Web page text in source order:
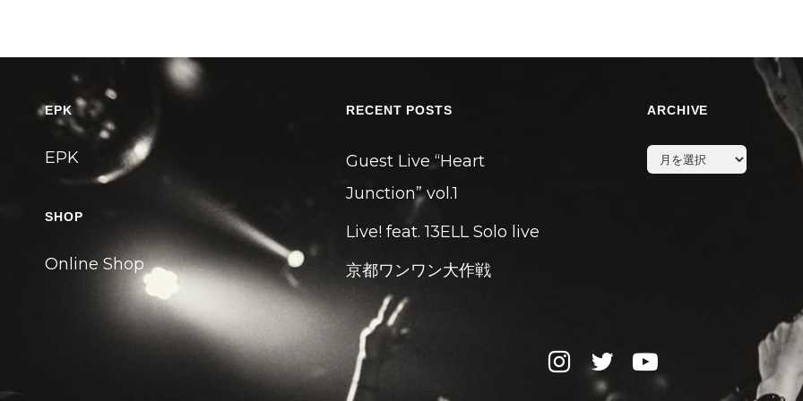
EPK
EPK
SHOP
Online Shop
RECENT POSTS
Guest Live “Heart
Junction” vol.1
Live! feat. 13ELL Solo live
京都ワンワン大作戦
ARCHIVE
archive
instagram
twitteryoutube